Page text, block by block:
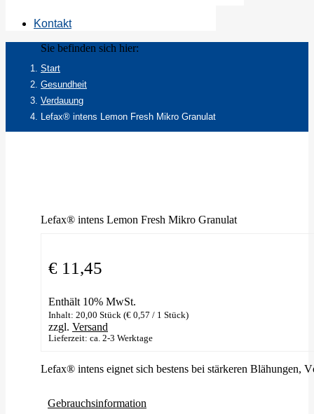
Kontakt
Sie befinden sich hier:
Start
Gesundheit
Verdauung
Lefax® intens Lemon Fresh Mikro Granulat
Lefax® intens Lemon Fresh Mikro Granulat
€ 11,45
Enthält 10% MwSt.
Inhalt: 20,00 Stück (€ 0,57 / 1 Stück)
zzgl. Versand
Lieferzeit: ca. 2-3 Werktage
Lefax® intens eignet sich bestens bei stärkeren Blähungen,
Gebrauchsinformation